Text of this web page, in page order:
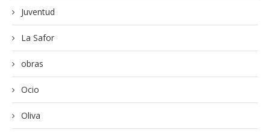
Juventud
La Safor
obras
Ocio
Oliva